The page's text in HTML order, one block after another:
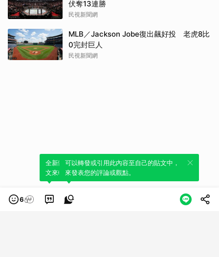
伏奪13連勝
民視新聞網
MLB／Jackson Jobe復出飆好投 老虎8比
0完封巨人
民視新聞網
6
全新體驗！一鍵引用此內容，透過發布貼
文來輕鬆表達個人立場。
可以轉發或引用此內容至自己的貼文中，
來發表您的評論或觀點。